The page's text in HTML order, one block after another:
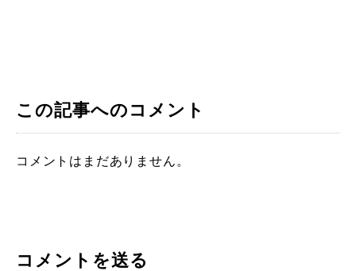
この記事へのコメント
コメントはまだありません。
コメントを送る